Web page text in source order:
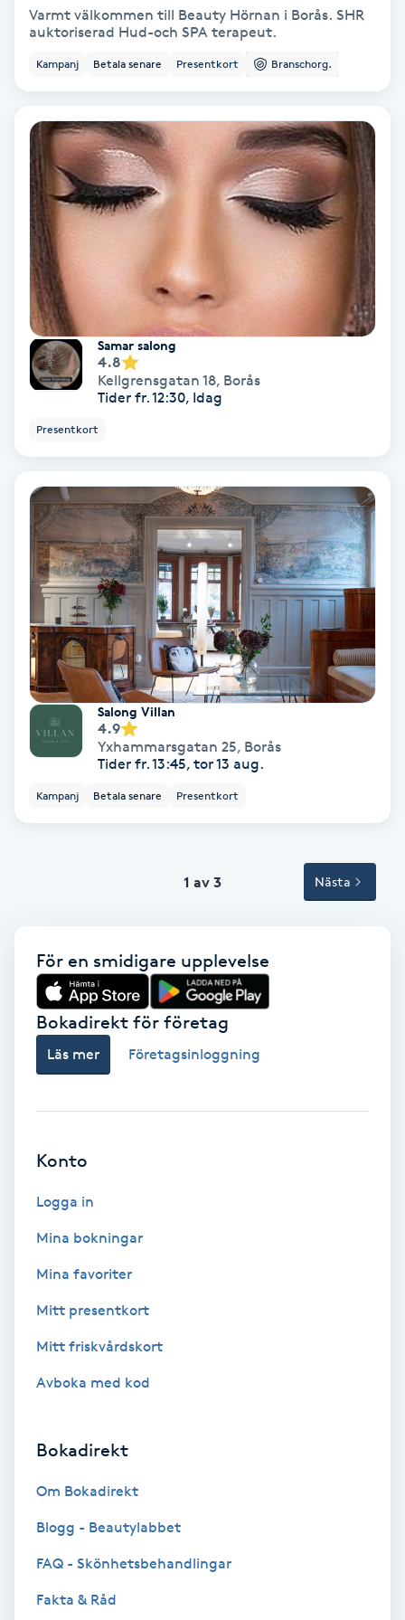
Svettbehandling
Taktil massage
Tandblekning
Tandläkare
Tatuering
Tatueringsborttagning
Thaimassage
Toning
Torr hårbotten
Torrborstning
Triggerpunktsmassage
Trådning
Träning
Vaxning
Vaxning brasiliansk
Volymfransar
Varmt välkommen till Beauty Hörnan i Borås. SHR
auktoriserad Hud-och SPA terapeut.
Kampanj Betala senare Presentkort Branschorg.
Samar salong
4.8
Kellgrensgatan 18, Borås
Tider fr. 12:30, Idag
Presentkort
Salong Villan
4.9
Yxhammarsgatan 25, Borås
Tider fr. 13:45, tor 13 aug.
Kampanj Betala senare Presentkort
1 av 3 Nästa
För en smidigare upplevelse
Bokadirekt för företag
Läs mer Företagsinloggning
Konto
Logga in
Mina bokningar
Mina favoriter
Mitt presentkort
Mitt friskvårdskort
Avboka med kod
Bokadirekt
Om Bokadirekt
Blogg - Beautylabbet
FAQ - Skönhetsbehandlingar
Fakta & Råd